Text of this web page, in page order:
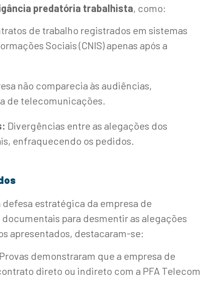
predatória trabalhista, como:
de trabalho registrados em sistemas
Sociais (CNIS) apenas após a
não comparecia às audiências,
de telecomunicações.
Divergências entre as alegações dos
enfraquecendo os pedidos.
estratégica da empresa de
para desmentir as alegações
apresentados, destacaram-se:
Provas demonstraram que a empresa de
direto ou indireto com a PFA Telecom